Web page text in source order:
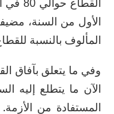
الأول من السنة،
المألوف بالنسبة
وفي ما يتعلق بآفاق
الآن ما يتطلع إليه
المستفادة من